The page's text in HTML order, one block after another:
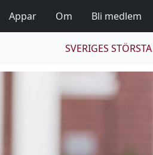
Appar Om Bli medlem
SVERIGES